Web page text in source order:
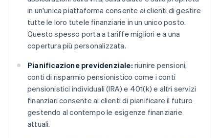
in un'unica piattaforma consente ai clienti di gestire
tutte le loro tutele finanziarie in un unico posto.
Questo spesso porta a tariffe migliori e a una
copertura più personalizzata.
Pianificazione previdenziale: riunire pensioni,
conti di risparmio pensionistico come i conti
pensionistici individuali (IRA) e 401(k) e altri servizi
finanziari consente ai clienti di pianificare il futuro
gestendo al contempo le esigenze finanziarie
attuali.